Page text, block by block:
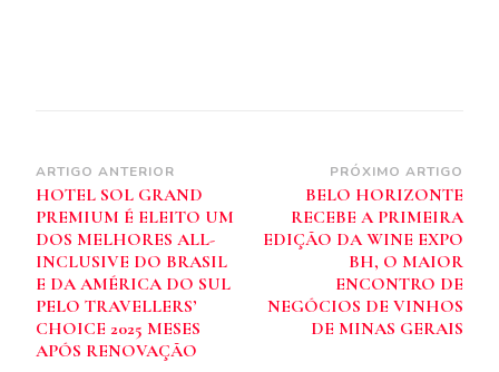
Navegação
de
post
ARTIGO ANTERIOR
HOTEL SOL GRAND
PREMIUM É ELEITO UM
DOS MELHORES ALL-
INCLUSIVE DO BRASIL
E DA AMÉRICA DO SUL
PELO TRAVELLERS’
CHOICE 2025 MESES
APÓS RENOVAÇÃO
PRÓXIMO ARTIGO
BELO HORIZONTE
RECEBE A PRIMEIRA
EDIÇÃO DA WINE EXPO
BH, O MAIOR
ENCONTRO DE
NEGÓCIOS DE VINHOS
DE MINAS GERAIS